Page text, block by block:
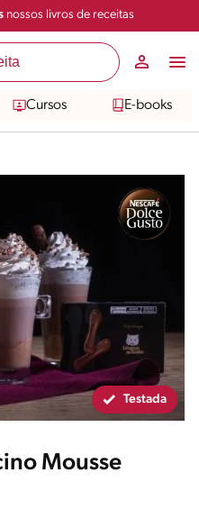
nossos livros de receitas
Cursos E-books
Compartilhar
Testada
Mousse